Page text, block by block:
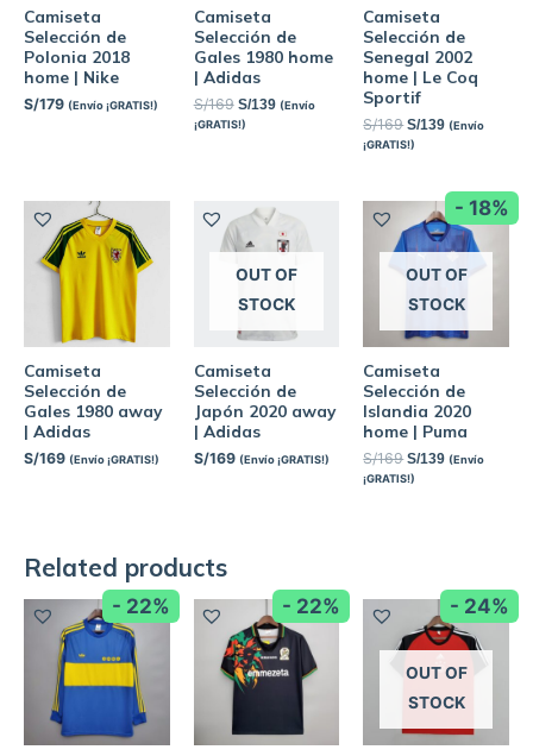
Camiseta
Selección de
Polonia 2018
home | Nike
S/179 (Envío ¡GRATIS!)
Camiseta
Selección de
Gales 1980 home
| Adidas
S/169 S/139 (Envío
¡GRATIS!)
Camiseta
Selección de
Senegal 2002
home | Le Coq
Sportif
S/169 S/139 (Envío
¡GRATIS!)
Camiseta
Selección de
Gales 1980 away
| Adidas
S/169 (Envío ¡GRATIS!)
OUT OF
STOCK
Camiseta
Selección de
Japón 2020 away
| Adidas
S/169 (Envío ¡GRATIS!)
- 18%
OUT OF
STOCK
Camiseta
Selección de
Islandia 2020
home | Puma
S/169 S/139 (Envío
¡GRATIS!)
Related products
- 22% - 22% - 24%
OUT OF
STOCK